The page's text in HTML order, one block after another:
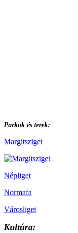
Parkok és terek:
Margitsziget
Népliget
Normafa
Városliget
Kultúra: